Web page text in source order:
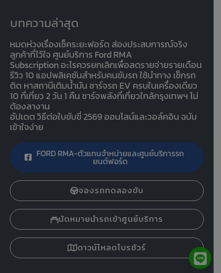
บทความล่าสุด
หมดห่วงเรื่องเช็คระยะฟอร์ด ส่องประสบการณ์จริง
ลูกค้าที่ไว้ใจ ศูนย์บริการ Ford RMA
Subscription อะไรควรยกเลิกเพื่อลดรายจ่ายรายเดือน
รีวิว 10 แอปพลิเคชันสำหรับคนขับรถ ใช้นำทาง เช็กรถ
ติด หาสถานีเติมน้ำมัน ชาร์จรถ EV ครบในเครื่องเดียว
10 ที่เที่ยว 2 วัน 1 คืน ชาร์จพลังที่เที่ยวใกล้กรุงเทพฯ ไม่
ต้องลางาน
อัปเดต วิธีต่อใบขับขี่ 2569 ออนไลน์และวอล์คอิน ฉบับ
เข้าใจง่าย
FORD RMA-ตัวแทนจำหน่ายและศูนย์บริการรถ
ยนต์ฟอร์ด
จองรถทดลองขับ
นัดหมายนำรถเข้าศูนย์บริการ
ดาวน์โหลดโบรชัวร์